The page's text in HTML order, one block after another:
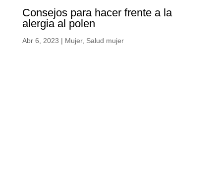
Consejos para hacer frente a la
alergia al polen
Abr 6, 2023 | Mujer, Salud mujer